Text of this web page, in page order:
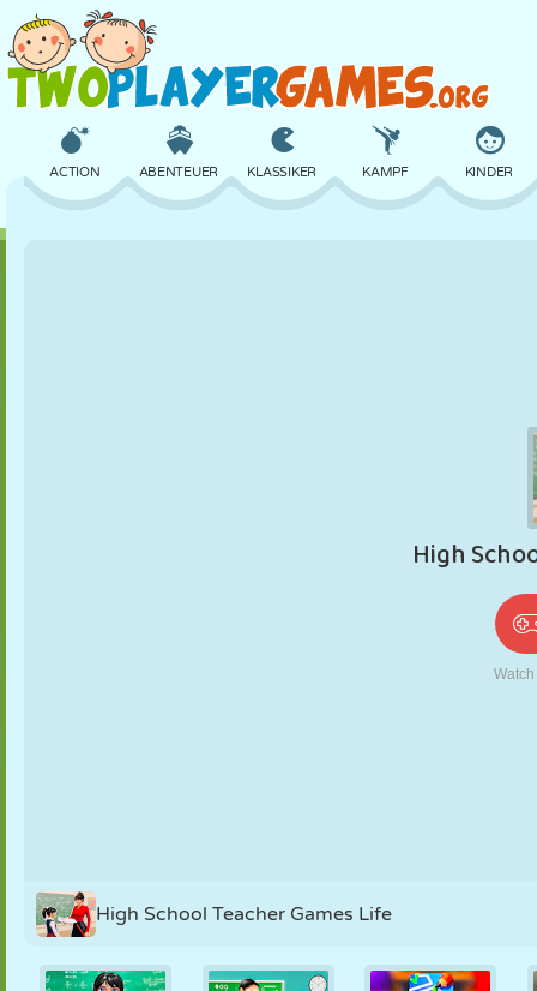
ACTION ABENTEUER KLASSIKER KAMPF KINDER
ROBOTER
High School Teacher Games Life